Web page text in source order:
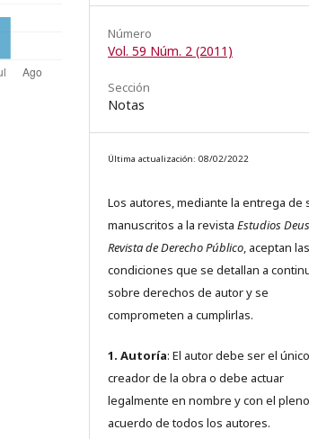
Número
Vol. 59 Núm. 2 (2011)
Sección
Notas
Última actualización: 08/02/2022
Los autores, mediante la entrega de
manuscritos a la revista Estudios
Revista de Derecho Público , aceptan las
condiciones que se detallan a
sobre derechos de autor y se
comprometen a cumplirlas.
1. Autoría: El autor debe ser el único
creador de la obra o debe actuar
legalmente en nombre y con el pleno
acuerdo de todos los autores.